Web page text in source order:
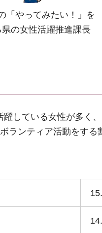
「やってみたい！」を
の女性活躍推進課長
している女性が多く
ランティア活動をす